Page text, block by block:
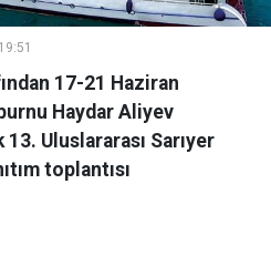
17-21 Haziran
Haydar Aliyev
13. Uluslararası Sarıyer
toplantısı